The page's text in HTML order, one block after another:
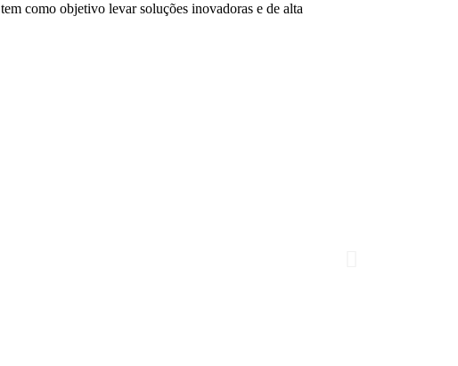
como objetivo levar soluções inovadoras e de alta